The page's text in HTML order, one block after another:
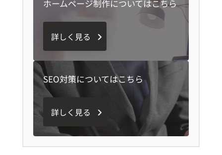
ホームページ制作についてはこちら
詳しく見る
SEO対策についてはこちら
詳しく見る